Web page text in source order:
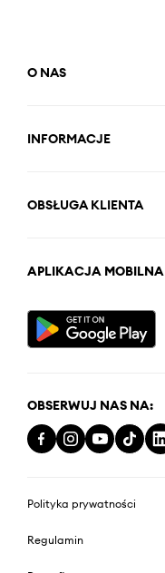
O NAS
INFORMACJE
OBSŁUGA KLIENTA
APLIKACJA MOBILNA
OBSERWUJ NAS NA:
Polityka prywatności
Regulamin